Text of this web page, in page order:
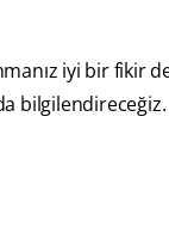
iyi bir fikir
bilgilendireceğiz.